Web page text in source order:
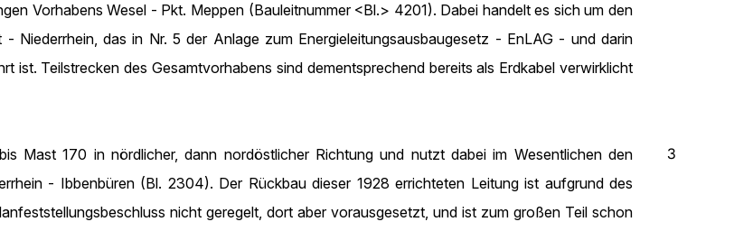
Vorhabens Wesel - Pkt. Meppen (Bauleitnummer <Bl.> 4201). Dabei handelt es sich um den
Niederrhein, das in Nr. 5 der Anlage zum Energieleitungsausbaugesetz - EnLAG - und darin
ist. Teilstrecken des Gesamtvorhabens sind dementsprechend bereits als Erdkabel verwirklicht
3
Mast 170 in nördlicher, dann nordöstlicher Richtung und nutzt dabei im Wesentlichen den
- Ibbenbüren (Bl. 2304). Der Rückbau dieser 1928 errichteten Leitung ist aufgrund des
nicht geregelt, dort aber vorausgesetzt, und ist zum großen Teil schon